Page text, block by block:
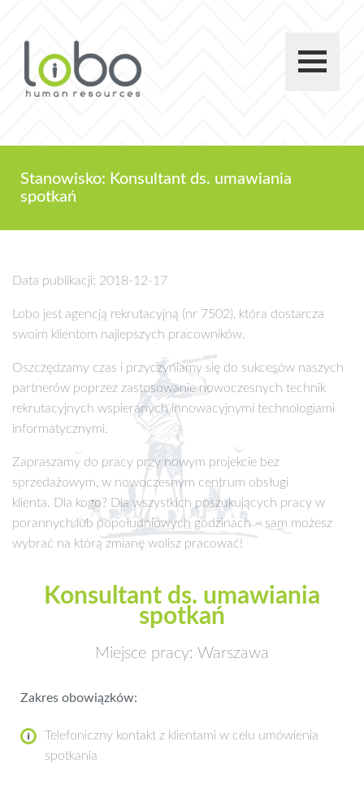
Stanowisko: Konsultant ds. umawiania
spotkań
Data publikacji: 2018-12-17
Lobo jest agencją rekrutacyjną (nr 7502), która dostarcza
swoim klientom najlepszych pracowników.
Oszczędzamy czas i przyczyniamy się do sukcesów naszych
partnerów poprzez zastosowanie nowoczesnych technik
rekrutacyjnych wspieranych innowacyjnymi technologiami
informatycznymi.
Zapraszamy do pracy przy nowym projekcie bez
sprzedażowym, w nowoczesnym centrum obsługi
klienta. Dla kogo? Dla wszystkich poszukujących pracy w
porannych lub popołudniowych godzinach – sam możesz
wybrać na którą zmianę wolisz pracować!
Konsultant ds. umawiania
spotkań
Miejsce pracy: Warszawa
Zakres obowiązków:
Telefoniczny kontakt z klientami w celu umówienia
spotkania